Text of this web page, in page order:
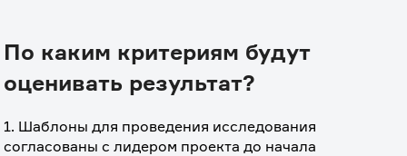
По каким критериям будут
оценивать результат?
1. Шаблоны для проведения исследования
согласованы с лидером проекта до начала